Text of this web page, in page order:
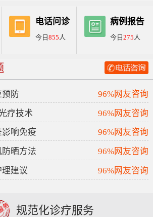
电话问诊
今日 855人
病例报告
今日275人
预防
96%网友咨询
疗技术
96%网友咨询
响免疫
96%网友咨询
晒方法
96%网友咨询
建议
96%网友咨询
规范化诊疗服务